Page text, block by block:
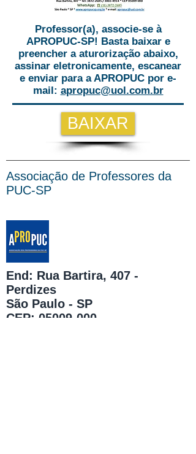
Professor(a), associe-se à
APROPUC-SP! Basta baixar e
preencher a aturorização abaixo,
assinar eletronicamente, escanear
e enviar para a APROPUC por e-
mail: apropuc@uol.com.br
BAIXAR
Associação de Professores da
PUC-SP
End: Rua Bartira, 407 -
Perdizes
São Paulo - SP
CEP: 05009-000